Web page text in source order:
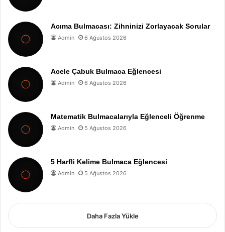
Acıma Bulmacası: Zihninizi Zorlayacak Sorular
Admin 6 Ağustos 2026
Acele Çabuk Bulmaca Eğlencesi
Admin 6 Ağustos 2026
Matematik Bulmacalarıyla Eğlenceli Öğrenme
Admin 5 Ağustos 2026
5 Harfli Kelime Bulmaca Eğlencesi
Admin 5 Ağustos 2026
Daha Fazla Yükle